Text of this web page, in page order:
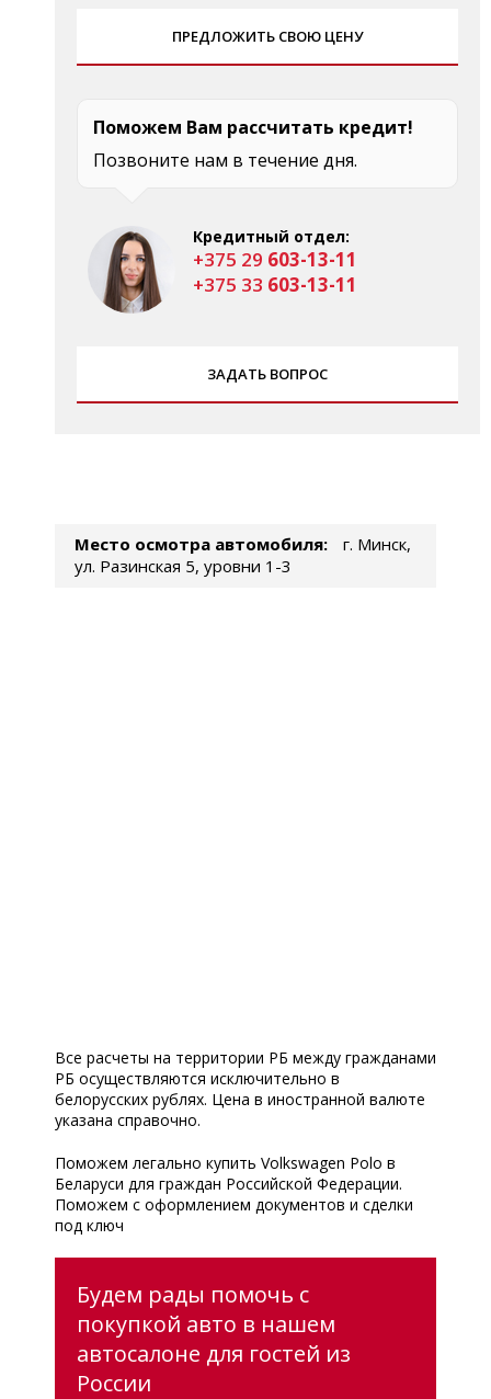
ПРЕДЛОЖИТЬ СВОЮ ЦЕНУ
Поможем Вам рассчитать кредит!
Позвоните нам в течение дня.
Кредитный отдел:
+375 29 603-13-11
+375 33 603-13-11
ЗАДАТЬ ВОПРОС
Место осмотра автомобиля:
г. Минск,
ул. Разинская 5, уровни 1-3
Все расчеты на территории РБ между гражданами
РБ осуществляются исключительно в
белорусских рублях. Цена в иностранной валюте
указана справочно.
Поможем легально купить Volkswagen Polo в
Беларуси для граждан Российской Федерации.
Поможем с оформлением документов и сделки
под ключ
Будем рады помочь с
покупкой авто в нашем
автосалоне для гостей из
России